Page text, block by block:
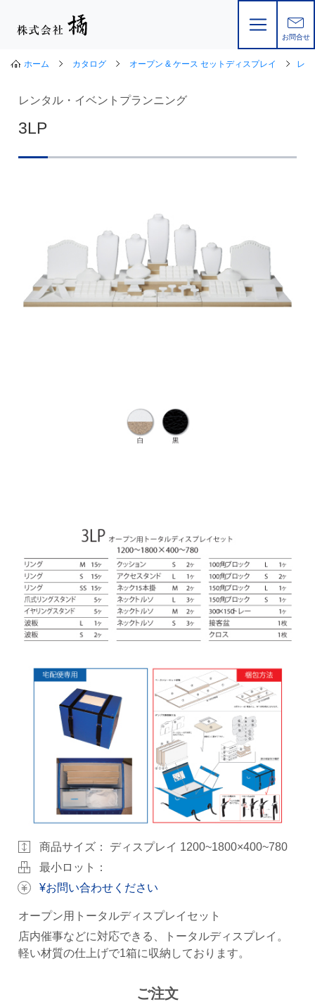
お問合せ
ホーム カタログ オープン & ケース セットディスプレイ レ
レンタル・イベントプランニング
3LP
商品サイズ： ディスプレイ 1200~1800×400~780
最小ロット：
¥お問い合わせください
オープン用トータルディスプレイセット
店内催事などに対応できる、トータルディスプレイ。
軽い材質の仕上げで1箱に収納しております。
ご注文